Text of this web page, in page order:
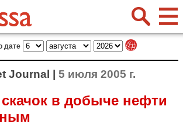
дате
Journal | 5 июля 2005 г.
в добыче нефти